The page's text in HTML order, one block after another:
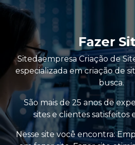
Fazer
Sitedaempresa Criação de
especializada em criação de
busca.
São mais de 25 anos de
sites e clientes satisfeitos
Nesse site você encontra: